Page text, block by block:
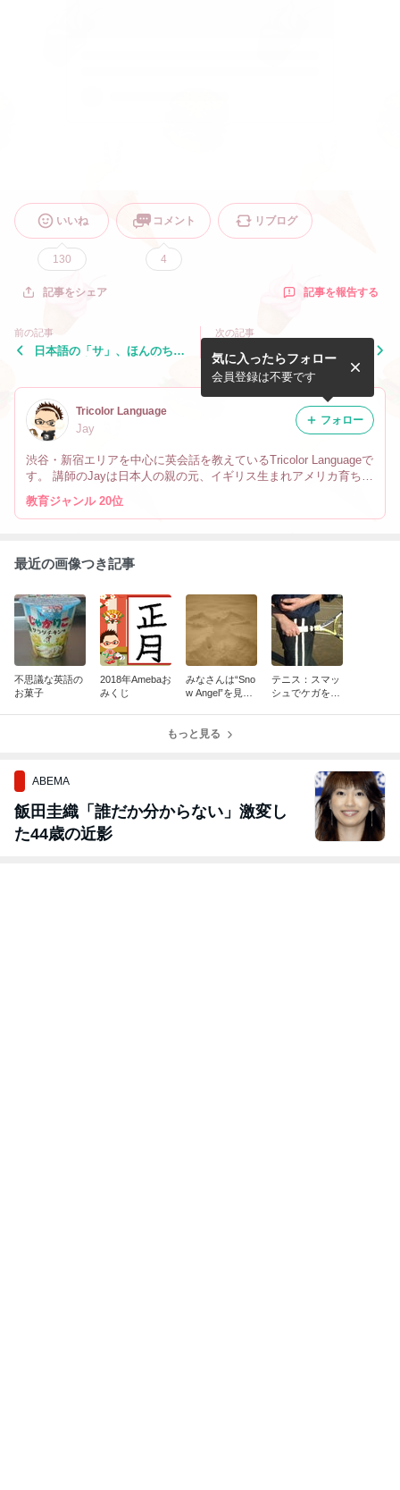
いいね
130
コメント
4
リブログ
記事をシェア 記事を報告する
前の記事
日本語の「サ」、ほんのちょ
次の記事
買っていい「レモン」と買っ
てはいけない“lemon”
Tricolor Language
Jay
渋谷・新宿エリアを中心に英会話を教えているTricolor Languageで
す。 講師のJayは日本人の親の元、イギリス生まれアメリカ育ちで
す。 なので英会話だけでなく、文化や英語の微妙なニュアンスの
違い、海外生活の事も教えています。
気に入ったらフォロー
会員登録は不要です
フォロー
教育ジャンル 20位
最近の画像つき記事
不思議な英語の
お菓子
2018年Amebaお
みくじ
みなさんは“Sno
w Angel”を見た
テニス：スマッ
シュでケガをし
もっと見る
ABEMA
飯田圭織「誰だか分からない」激変し
た44歳の近影